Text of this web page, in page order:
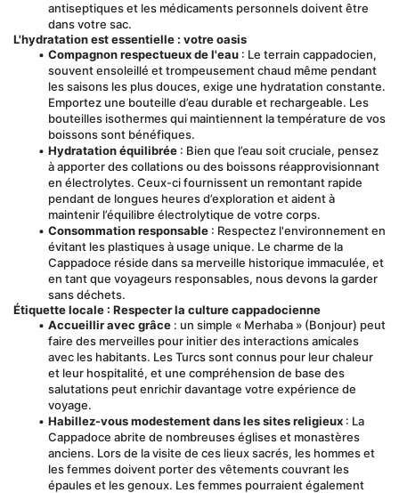
antiseptiques et les médicaments personnels doivent être
dans votre sac.
L'hydratation est essentielle : votre oasis
Compagnon respectueux de l'eau : Le terrain cappadocien,
souvent ensoleillé et trompeusement chaud même pendant
les saisons les plus douces, exige une hydratation constante.
Emportez une bouteille d’eau durable et rechargeable. Les
bouteilles isothermes qui maintiennent la température de vos
boissons sont bénéfiques.
Hydratation équilibrée : Bien que l’eau soit cruciale, pensez
à apporter des collations ou des boissons réapprovisionnant
en électrolytes. Ceux-ci fournissent un remontant rapide
pendant de longues heures d’exploration et aident à
maintenir l’équilibre électrolytique de votre corps.
Consommation responsable : Respectez l'environnement en
évitant les plastiques à usage unique. Le charme de la
Cappadoce réside dans sa merveille historique immaculée, et
en tant que voyageurs responsables, nous devons la garder
sans déchets.
Étiquette locale : Respecter la culture cappadocienne
Accueillir avec grâce : un simple « Merhaba » (Bonjour) peut
faire des merveilles pour initier des interactions amicales
avec les habitants. Les Turcs sont connus pour leur chaleur
et leur hospitalité, et une compréhension de base des
salutations peut enrichir davantage votre expérience de
voyage.
Habillez-vous modestement dans les sites religieux : La
Cappadoce abrite de nombreuses églises et monastères
anciens. Lors de la visite de ces lieux sacrés, les hommes et
les femmes doivent porter des vêtements couvrant les
épaules et les genoux. Les femmes pourraient également